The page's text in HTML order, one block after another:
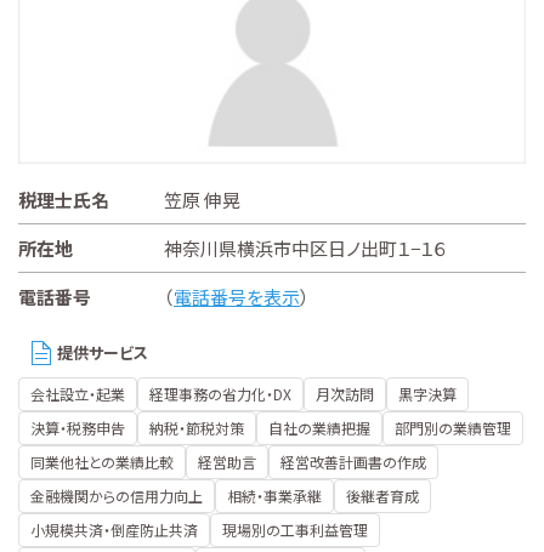
税理士氏名
笠原 伸晃
所在地
神奈川県横浜市中区日ノ出町１−１６
電話番号
（電話番号を表示）
提供サービス
会社設立・起業 経理事務の省力化・DX 月次訪問
黒字決算
決算・税務申告
納税・節税対策 自社の業績把握
部門別の業績管理
同業他社との業績比較
経営助言
経営改善計画書の作成
金融機関からの信用力向上
相続・事業承継
後継者育成
小規模共済・倒産防止共済
現場別の工事利益管理